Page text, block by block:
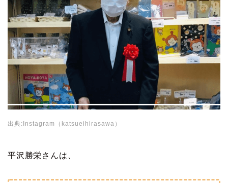
出典:Instagram（katsueihirasawa）
平沢勝栄さんは、